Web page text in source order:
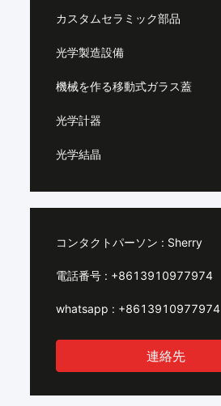
カスタムセラミック部品
光学製造設備
機械を作る移動式ガラス蓋
光学計器
光学結晶
コンタクトパーソン : Sherry
電話番号 : +8613910977974
whatsapp : +8613910977974
連絡先